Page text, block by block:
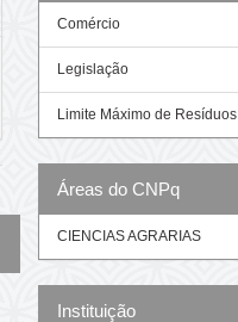
Comércio
Legislação
Limite Máximo de Resíduos
Áreas do CNPq
CIENCIAS AGRARIAS
Instituição